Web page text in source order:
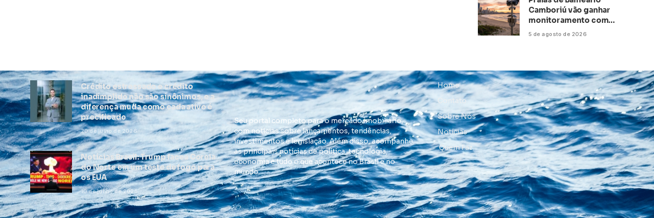
Camboriú vão ganhar
monitoramento com
inteligência artificial
5 de agosto de 2026
Crédito estressado e crédito
inadimplido não são sinônimos, e a
diferença muda como cada ativo é
precificado
20 de julho de 2026
Notícias Brasil: Trump facea Coreia
do Norte em um teste de fogo para
os EUA
10 de junho de 2025
Seu portal completo para o mercado imobiliário,
com notícias sobre lançamentos, tendências,
investimentos e legislação. Além disso, acompanhe
as principais notícias de política, tecnologia,
economia e tudo o que acontece no Brasil e no
mundo.
Home
Contato
Sobre Nós
Notícias
Quem Faz